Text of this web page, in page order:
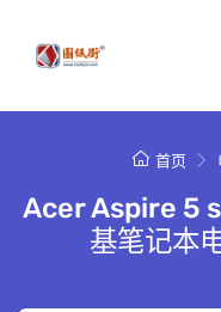
首页
Acer Aspire 5
基笔记本